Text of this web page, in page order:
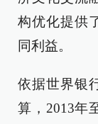
构优化提供
同利益。
依据世界银
算，2013年